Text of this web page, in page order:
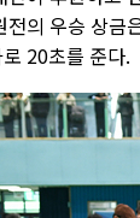
전의 우승 상
20초를 준다.